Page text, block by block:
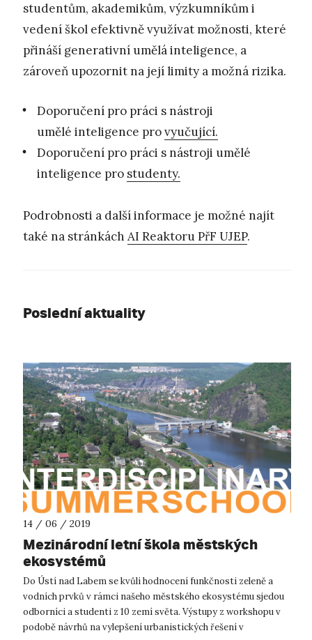
studentům, akademikům, výzkumníkům i
vedení škol efektivně využívat možnosti, které
přináší generativní umělá inteligence, a
zároveň upozornit na její limity a možná rizika.
Doporučení pro práci s nástroji
umělé inteligence provyučující.
Doporučení pro práci s nástroji umělé
inteligence pro studenty.
Podrobnosti a další informace je možné najít
také na stránkách AI Reaktoru PřF UJEP.
Poslední aktuality
14 / 06 / 2019
Mezinárodní letní škola městských
ekosystémů
Do Ústí nad Labem se kvůli hodnocení funkčnosti zeleně a
vodních prvků v rámci našeho městského ekosystému sjedou
odborníci a studenti z 10 zemí světa. Výstupy z workshopu v
podobě návrhů na vylepšení urbanistických řešení v